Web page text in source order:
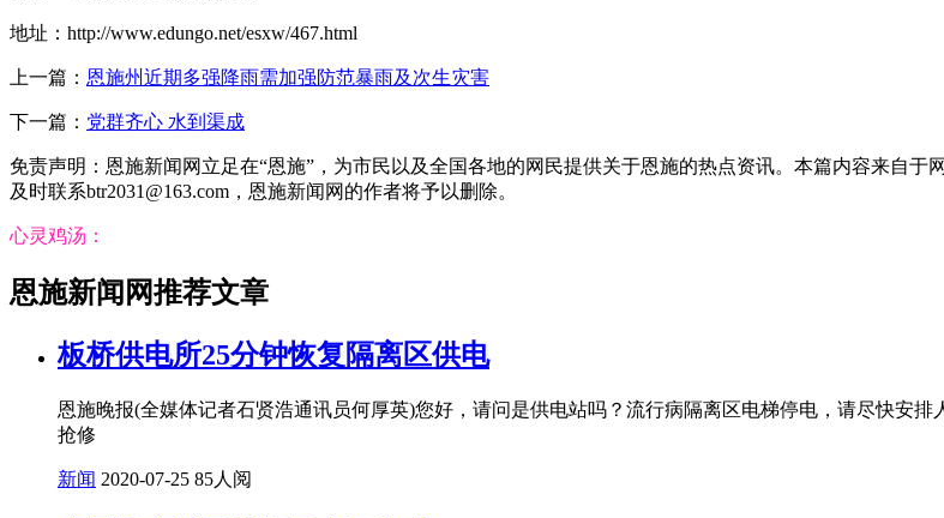
地址：http://www.edungo.net/esxw/467.html
上一篇： 恩施州近期多强降雨需加强防范暴雨及次生灾害
下一篇： 党群齐心 水到渠成
免责声明：恩施新闻网立足在“恩施”，为市民以及全国各地的网民提供关于恩施的热点资讯。本篇内容来自
及时联系btr2031@163.com，恩施新闻网的作者将予以删除。
心灵鸡汤：
恩施新闻网推荐文章
板桥供电所25分钟恢复隔离区供电
恩施晚报(全媒体记者石贤浩通讯员何厚英)您好，请问是供电站吗？流行病隔离区电梯停电，请尽快安
抢修
新闻 2020-07-25 85人阅